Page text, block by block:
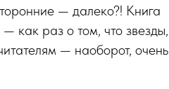
— далеко?! Книга
как раз о том, что звезды,
— наоборот, очень